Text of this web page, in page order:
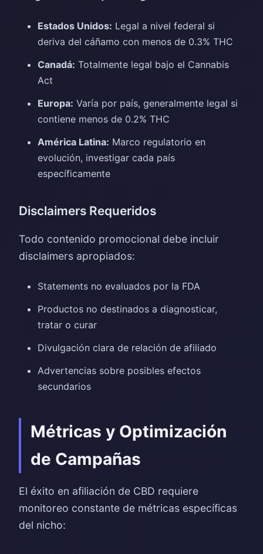
Estados Unidos: Legal a nivel federal si
deriva del cáñamo con menos de 0.3% THC
Canadá: Totalmente legal bajo el Cannabis
Act
Europa: Varía por país, generalmente legal si
contiene menos de 0.2% THC
América Latina: Marco regulatorio en
evolución, investigar cada país
específicamente
Disclaimers Requeridos
Todo contenido promocional debe incluir
disclaimers apropiados:
Statements no evaluados por la FDA
Productos no destinados a diagnosticar,
tratar o curar
Divulgación clara de relación de afiliado
Advertencias sobre posibles efectos
secundarios
Métricas y Optimización
de Campañas
El éxito en afiliación de CBD requiere
monitoreo constante de métricas específicas
del nicho: